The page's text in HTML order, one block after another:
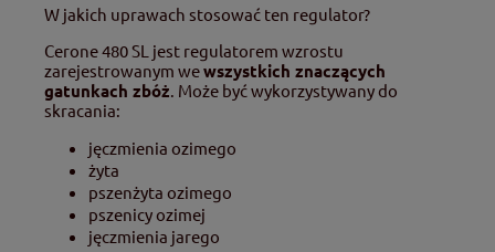
W jakich uprawach stosować ten regulator?
Cerone 480 SL jest regulatorem wzrostu
zarejestrowanym wewszystkich znaczących
gatunkach zbóż. Może być wykorzystywany do
skracania:
jęczmienia ozimego
żyta
pszenżyta ozimego
pszenicy ozimej
jęczmienia jarego